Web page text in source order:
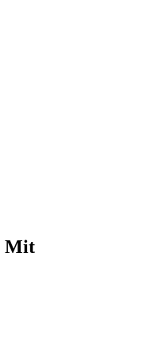
Mit